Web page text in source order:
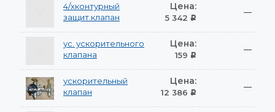
4/хконтурный
защит.клапан
Цена:
5 342 Р
—
ус. ускорительного
клапана
Цена:
159 Р
—
ускорительный
клапан
Цена:
12 386 Р
—